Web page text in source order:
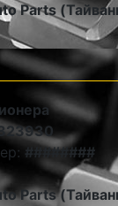
Parts
########
Parts